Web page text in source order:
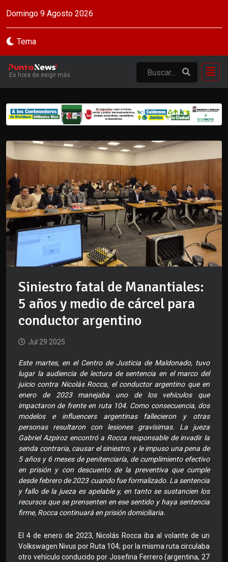
Domingo 9 Agosto 2026
Tema
Es hora de exigir más
Siniestro fatal de Manantiales:
5 años y medio de cárcel para
conductor argentino
Jul 29 2025
Este martes, en el Centro de Justicia de Maldonado, tuvo
lugar la audiencia de lectura de sentencia en el marco del
juicio contra Nicolás Rocca, el conductor argentino que en
enero de 2023 manejaba uno de los vehículos que
impactaron de frente en ruta 104. Como consecuencia, dos
modelos e influencers argentinas fallecieron y otras
personas resultaron con lesiones gravísimas. La jueza
Gabriel Azpiroz encontró a Rocca responsable de invadir la
senda contraria, causar el siniestro, y le impuso una pena de
5 años y 6 meses de penitenciaría, de cumplimiento efectivo
en prisión y con descuento de la preventiva que cumple
desde febrero de 2023 cuando fue formalizado. La sentencia
y fallo de la jueza es apelable y, en tanto se sustancien los
recursos que se prensenten en ese sentido y haya sentencia
firme, Rocca continuará en prisión domiciliaria.
El 4 de enero de 2023, Nicolás Rocca iba al volante de un
Volkswagen Nivus por Ruta 104; por la misma ruta circulaba
otro vehículo conducido por Josefina Ferrero (argentina, 27